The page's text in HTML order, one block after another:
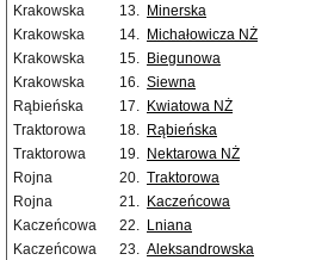
Krakowska 13. Minerska
Krakowska
14. Michałowicza NŻ
Krakowska
15. Biegunowa
Krakowska
16. Siewna
Rąbieńska
17. Kwiatowa NŻ
Traktorowa
18. Rąbieńska
Traktorowa
19. Nektarowa NŻ
Rojna
20. Traktorowa
Rojna
21. Kaczeńcowa
Kaczeńcowa
22. Lniana
Kaczeńcowa
23. Aleksandrowska